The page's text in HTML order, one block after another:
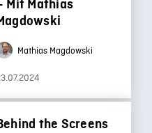
Mit Mathias
Mathias Magdowski
the Screens